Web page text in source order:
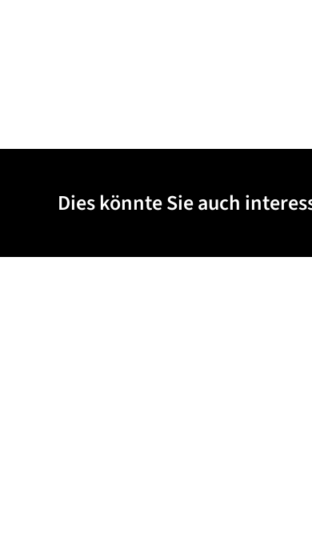
Dies könnte Sie auch